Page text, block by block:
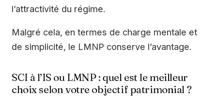
l’attractivité du régime.
Malgré cela, en termes de charge mentale et
de simplicité, le LMNP conserve l’avantage.
SCI à l’IS ou LMNP : quel est le meilleur
choix selon votre objectif patrimonial ?